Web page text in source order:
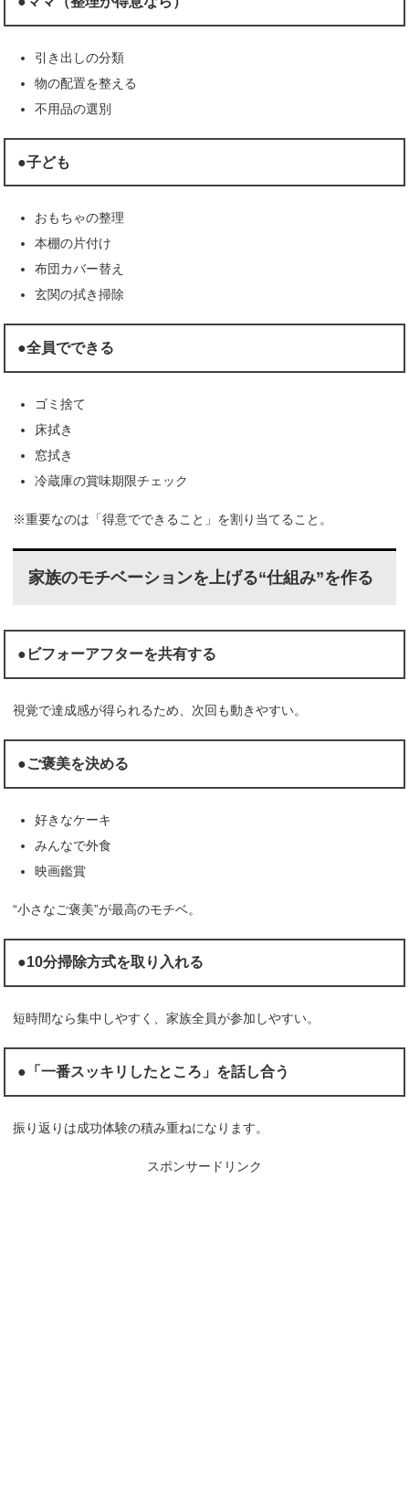
引き出しの分類
物の配置を整える
不用品の選別
●子ども
おもちゃの整理
本棚の片付け
布団カバー替え
玄関の拭き掃除
●全員でできる
ゴミ捨て
床拭き
窓拭き
冷蔵庫の賞味期限チェック
※重要なのは「得意でできること」を割り当てること。
家族のモチベーションを上げる“仕組み”を作る
●ビフォーアフターを共有する
視覚で達成感が得られるため、次回も動きやすい。
●ご褒美を決める
好きなケーキ
みんなで外食
映画鑑賞
“小さなご褒美”が最高のモチベ。
●10分掃除方式を取り入れる
短時間なら集中しやすく、家族全員が参加しやすい。
●「一番スッキリしたところ」を話し合う
振り返りは成功体験の積み重ねになります。
スポンサードリンク